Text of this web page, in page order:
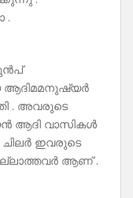
.
ആദിമമനുഷ്യർ
. അവരുടെ
ആദി വാസികൾ
ഇവരുടെ
ഇല്ലാത്തവർ ആണ് .